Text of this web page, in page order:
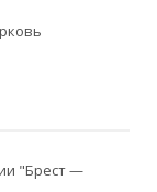
"Брест —